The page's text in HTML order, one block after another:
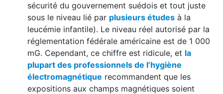
sécurité du gouvernement suédois et tout juste
sous le niveau lié par plusieurs études à la
leucémie infantile). Le niveau réel autorisé par la
réglementation fédérale américaine est de 1 000
mG. Cependant, ce chiffre est ridicule, et la
plupart des professionnels de l’hygiène
électromagnétique recommandent que les
expositions aux champs magnétiques soient